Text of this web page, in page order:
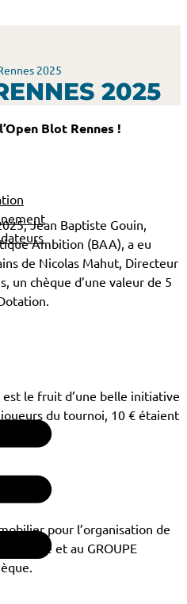
2025
2025
Blot Rennes !
Jean Baptiste Gouin,
Ambition (BAA), a eu
de Nicolas Mahut, Directeur
un chèque d’une valeur de 5
le fruit d’une belle initiative
du tournoi, 10 € étaient
pour l’organisation de
et au GROUPE